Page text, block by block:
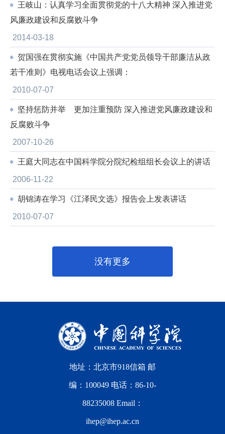
王岐山：认真学习全面贯彻党的十八大精神 深入推进党
风廉政建设和反腐败斗争
2014-03-18
贺国强在贯彻实施《中国共产党党员领导干部廉洁从政
若干准则》电视电话会议上强调：
2010-07-07
坚持惩防并举 更加注重预防 深入推进党风廉政建设和
反腐败斗争
2007-10-26
王庭大同志在中国科学院分院纪检组组长会议上的讲话
2006-11-22
胡锦涛在学习《江泽民文选》报告会上发表讲话
2010-07-07
没有更多
地址：北京市918信箱 邮
编：100049 电话：86-10-
88235008 Email：
ihep@ihep.ac.cn